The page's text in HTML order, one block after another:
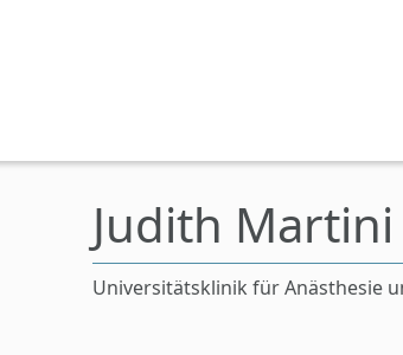
Judith Martini
Universitätsklinik für Anästhesie